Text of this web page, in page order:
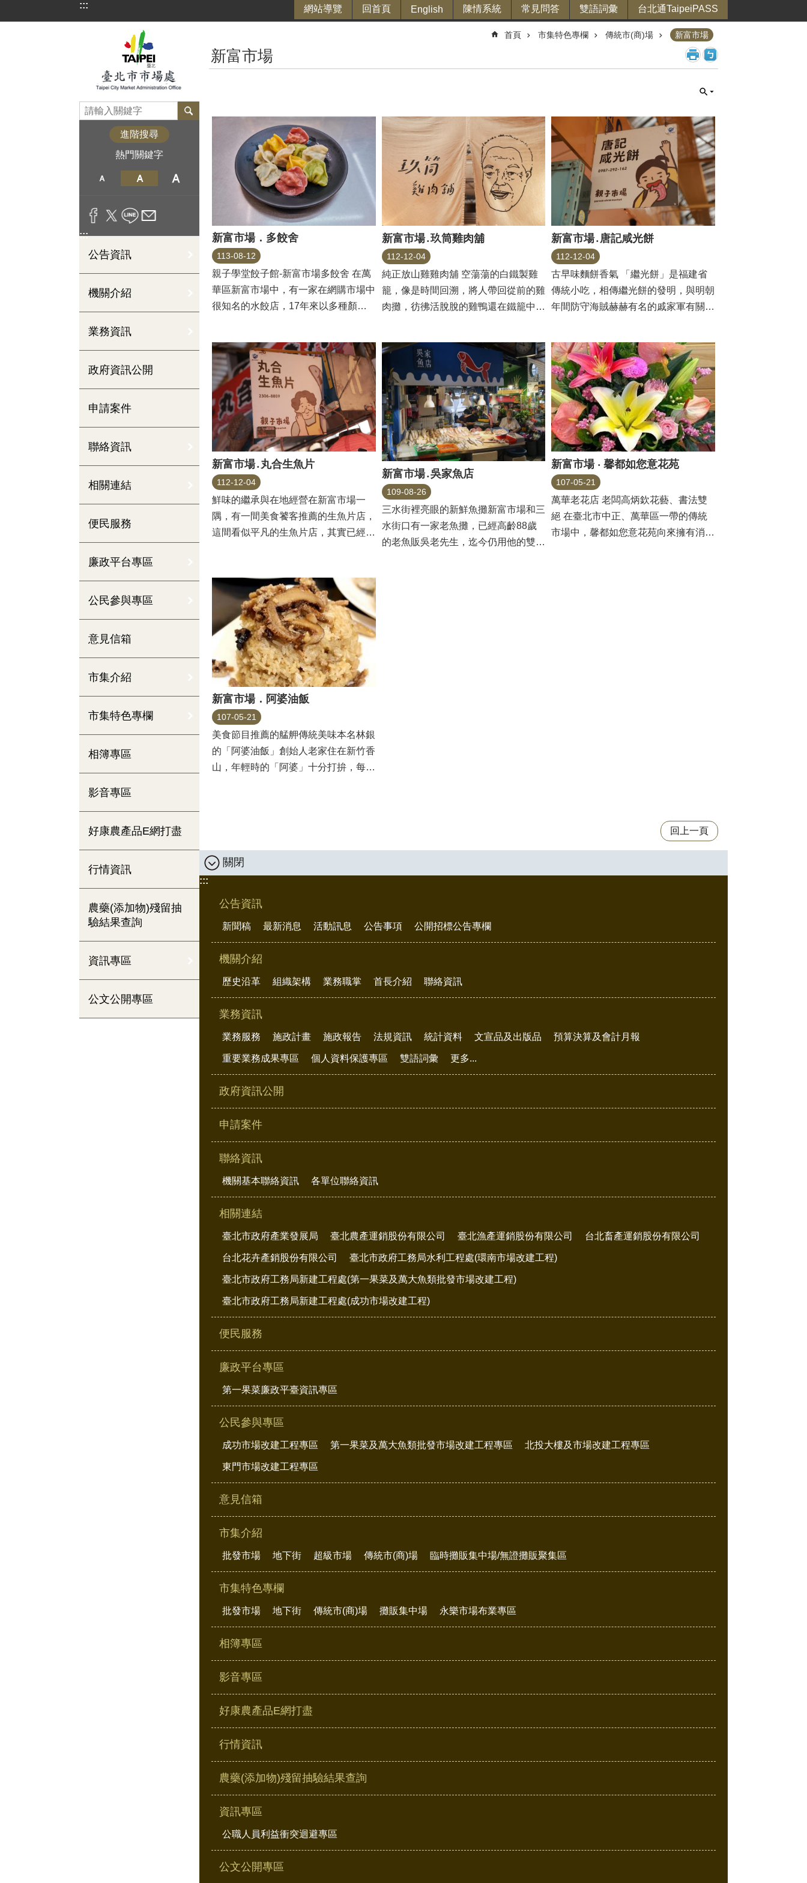
跳到主要內容區塊
::: 網站導覽 回首頁 English 陳情系統 常見問答 雙語詞彙 台北通TaipeiPASS
進階搜尋
熱門關鍵字
:::
公告資訊
機關介紹
業務資訊
政府資訊公開
申請案件
聯絡資訊
相關連結
便民服務
廉政平台專區
公民參與專區
意見信箱
市集介紹
市集特色專欄
相簿專區
影音專區
好康農產品E網打盡
行情資訊
農藥(添加物)殘留抽
驗結果查詢
資訊專區
公文公開專區
首頁 市集特色專欄 傳統市(商)場 新富市場
新富市場
新富市場．多餃舍
113-08-12
親子學堂餃子館-新富市場多餃舍 在萬
華區新富市場中，有一家在網購市場中
很知名的水餃店，17年來以多種顏色
新富市場․玖筒雞肉舖
112-12-04
純正放山雞雞肉舖 空蕩蕩的白鐵製雞
籠，像是時間回溯，將人帶回從前的雞
肉攤，彷彿活脫脫的雞鴨還在鐵籠中，
新富市場․唐記咸光餅
112-12-04
古早味麵餅香氣 「繼光餅」是福建省
傳統小吃，相傳繼光餅的發明，與明朝
年間防守海賊赫赫有名的戚家軍有關。
新富市場․丸合生魚片
112-12-04
鮮味的繼承與在地經營在新富市場一
隅，有一間美食饕客推薦的生魚片店，
這間看似平凡的生魚片店，其實已經在
新富市場․吳家魚店
109-08-26
三水街裡亮眼的新鮮魚攤新富市場和三
水街口有一家老魚攤，已經高齡88歲
的老魚販吳老先生，迄今仍用他的雙
新富市場 ‧ 馨都如您意花苑
107-05-21
萬華老花店 老闆高炳欽花藝、書法雙
絕 在臺北市中正、萬華區一帶的傳統
市場中，馨都如您意花苑向來擁有消費
新富市場．阿婆油飯
107-05-21
美食節目推薦的艋舺傳統美味本名林銀
的「阿婆油飯」創始人老家住在新竹香
山，年輕時的「阿婆」十分打拚，每天
回上一頁
關閉
:::
公告資訊
新聞稿 最新消息 活動訊息 公告事項 公開招標公告專欄
機關介紹
歷史沿革 組織架構 業務職掌 首長介紹 聯絡資訊
業務資訊
業務服務 施政計畫 施政報告 法規資訊 統計資料 文宣品及出版品 預算決算及會計月報
重要業務成果專區 個人資料保護專區 雙語詞彙 更多...
政府資訊公開
申請案件
聯絡資訊
機關基本聯絡資訊 各單位聯絡資訊
相關連結
臺北市政府產業發展局 臺北農產運銷股份有限公司 臺北漁產運銷股份有限公司 台北畜產運銷股份有限公司
台北花卉產銷股份有限公司 臺北市政府工務局水利工程處(環南市場改建工程)
臺北市政府工務局新建工程處(第一果菜及萬大魚類批發市場改建工程)
臺北市政府工務局新建工程處(成功市場改建工程)
便民服務
廉政平台專區
第一果菜廉政平臺資訊專區
公民參與專區
成功市場改建工程專區 第一果菜及萬大魚類批發市場改建工程專區 北投大樓及市場改建工程專區
東門市場改建工程專區
意見信箱
市集介紹
批發市場 地下街 超級市場 傳統市(商)場 臨時攤販集中場/無證攤販聚集區
市集特色專欄
批發市場 地下街 傳統市(商)場 攤販集中場 永樂市場布業專區
相簿專區
影音專區
好康農產品E網打盡
行情資訊
農藥(添加物)殘留抽驗結果查詢
資訊專區
公職人員利益衝突迴避專區
公文公開專區